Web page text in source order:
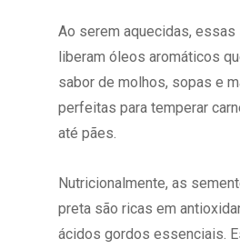
Ao serem aquecidas,
liberam óleos aromáticos
sabor de molhos, sopas e
perfeitas para temperar
até pães.
Nutricionalmente, as
preta são ricas em
ácidos gordos essenciais.